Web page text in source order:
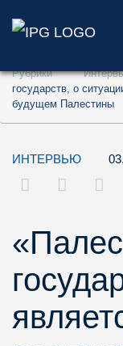
Перейти к
Перейти к
Перейти к
Рубрики
государств, о
будущем Палестины
ИНТЕРВЬЮ